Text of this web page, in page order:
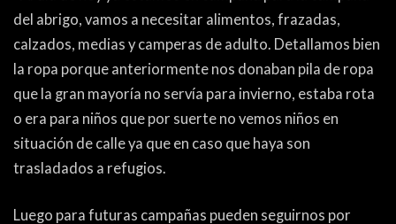
del abrigo, vamos a necesitar alimentos, frazadas,
calzados, medias y camperas de adulto. Detallamos bien
la ropa porque anteriormente nos donaban pila de ropa
que la gran mayoría no servía para invierno, estaba rota
o era para niños que por suerte no vemos niños en
situación de calle ya que en caso que haya son
trasladados a refugios.
Luego para futuras campañas pueden seguirnos por